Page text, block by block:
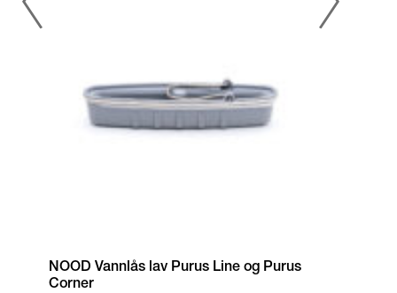
NOOD Vannlås lav Purus Line og Purus
Corner